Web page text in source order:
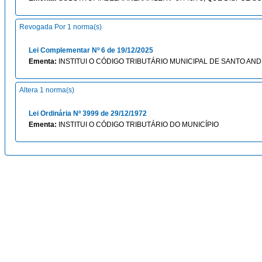
Revogada Por 1 norma(s)
Lei Complementar Nº 6 de 19/12/2025
Ementa: INSTITUI O CÓDIGO TRIBUTÁRIO MUNICIPAL DE SANTO
Altera 1 norma(s)
Lei Ordinária Nº 3999 de 29/12/1972
Ementa: INSTITUI O CÓDIGO TRIBUTÁRIO DO MUNICÍPIO